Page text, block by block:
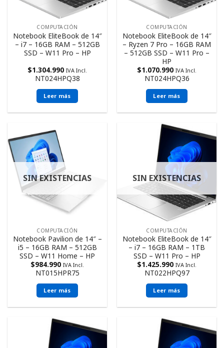
COMPUTACIÓN
Notebook EliteBook de 14″
– i7 – 16GB RAM – 512GB
SSD – W11 Pro – HP
$1.304.990 IVA Incl.
NT024HPQ38
Leer más
COMPUTACIÓN
Notebook EliteBook de 14″
– Ryzen 7 Pro – 16GB RAM
– 512GB SSD – W11 Pro –
HP
$1.070.990 IVA Incl.
NT024HPQ36
Leer más
SIN EXISTENCIAS
COMPUTACIÓN
Notebook Pavilion de 14″ –
i5 – 16GB RAM – 512GB
SSD – W11 Home – HP
$984.990 IVA Incl.
NT015HPR75
Leer más
SIN EXISTENCIAS
COMPUTACIÓN
Notebook EliteBook de 14″
– i7 – 16GB RAM – 1TB
SSD – W11 Pro – HP
$1.425.990 IVA Incl.
NT022HPQ97
Leer más